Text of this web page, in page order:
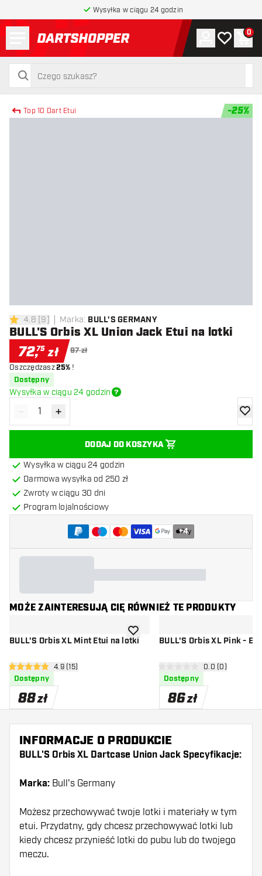
Wysyłka w ciągu 24 godzin
powrót do strony głównej
szukaj
szukaj
Konto
Moja lista
0
Top 10 Dart Etui -25%
4.8 gwiazdki oceny
4.8 [9] Marka: BULL'S GERMANY
BULL'S Orbis XL Union Jack Etui na lotki
72,75 zł 97 zł
Oszczędzasz25% !
Dostępny
Wysyłka w ciągu 24 godzin
Zmniejsz ilość
- Zwiększ ilość
+
DODAJ DO KOSZYKA
Wysyłka w ciągu 24 godzin
Darmowa wysyłka od 250 zł
Zwroty w ciągu 30 dni
Program lojalnościowy
+4
MOŻE ZAINTERESUJĄ CIĘ RÓWNIEŻ TE PRODUKTY
BULL'S Orbis XL Mint Etui na lotki
otwórz panel recenzji
4.9 gwiazdki oceny
4.9 (15)
Dostępny
88zł
dodaj do listy życzeń BULL'S
otwórz panel
0 gwiazdki oceny0.0 (0)
Dostępny
86zł
INFORMACJE O PRODUKCIE
BULL'S Orbis XL Dartcase Union Jack Specyfikacje:
Marka: Bull's Germany
Możesz przechowywać twoje lotki i materiały w tym
etui. Przydatny, gdy chcesz przechowywać lotki lub
kiedy chcesz przynieść lotki do pubu lub do twojego
meczu.